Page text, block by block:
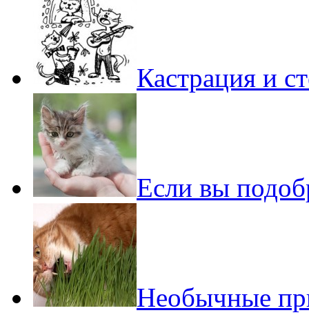
Кастрация и
Если вы
Необычные